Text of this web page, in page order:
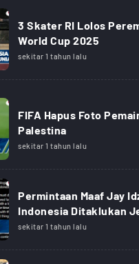
3 Skater RI Lolos
World Cup 2025
sekitar 1 tahun lalu
FIFA Hapus Foto
Palestina
sekitar 1 tahun lalu
Permintaan Maaf Jay
Indonesia Ditaklukan
sekitar 1 tahun lalu